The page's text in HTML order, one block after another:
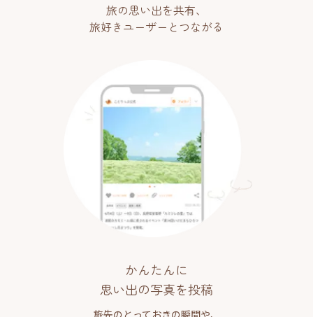
旅の思い出を共有、
旅好きユーザーとつながる
かんたんに
思い出の写真を投稿
旅先のとっておきの瞬間や、